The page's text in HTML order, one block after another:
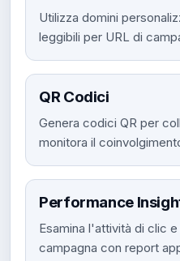
Utilizza domini
leggibili per URL di
QR Codici
Genera codici QR per
monitora il
Performance
Esamina l'attività di clic
campagna con report